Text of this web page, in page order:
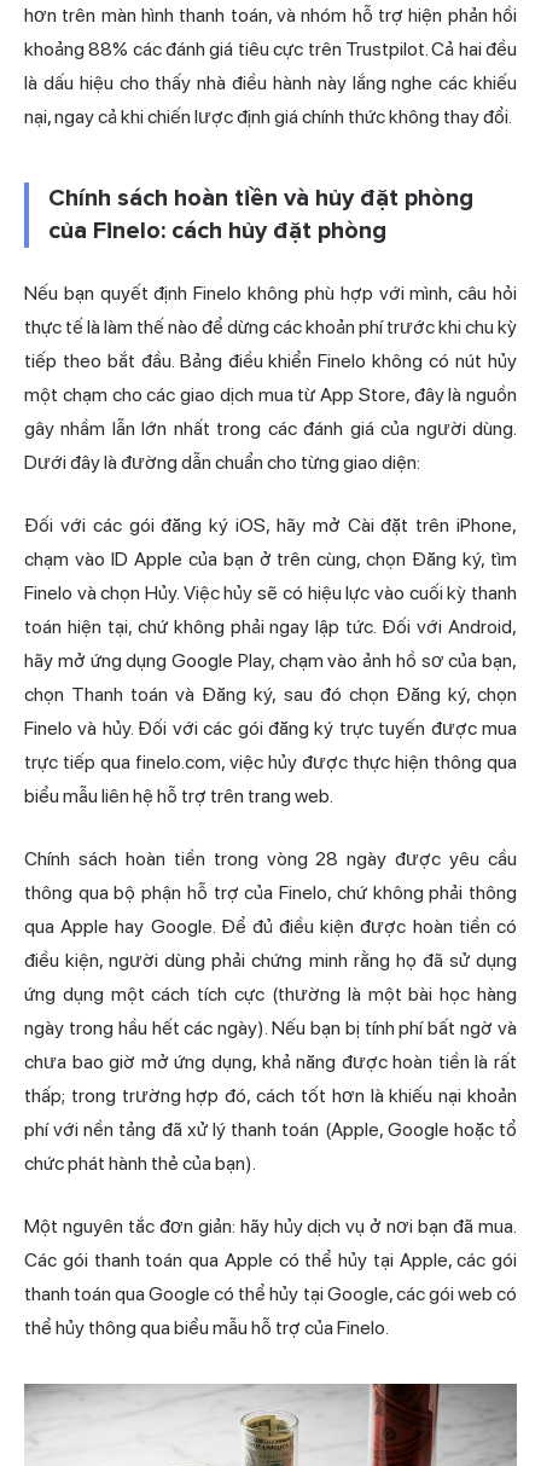
hơn trên màn hình thanh toán, và nhóm hỗ trợ hiện phản hồi
khoảng 88% các đánh giá tiêu cực trên Trustpilot. Cả hai đều
là dấu hiệu cho thấy nhà điều hành này lắng nghe các khiếu
nại, ngay cả khi chiến lược định giá chính thức không thay đổi.
Chính sách hoàn tiền và hủy đặt phòng
của Finelo: cách hủy đặt phòng
Nếu bạn quyết định Finelo không phù hợp với mình, câu hỏi
thực tế là làm thế nào để dừng các khoản phí trước khi chu kỳ
tiếp theo bắt đầu. Bảng điều khiển Finelo không có nút hủy
một chạm cho các giao dịch mua từ App Store, đây là nguồn
gây nhầm lẫn lớn nhất trong các đánh giá của người dùng.
Dưới đây là đường dẫn chuẩn cho từng giao diện:
Đối với các gói đăng ký iOS, hãy mở Cài đặt trên iPhone,
chạm vào ID Apple của bạn ở trên cùng, chọn Đăng ký, tìm
Finelo và chọn Hủy. Việc hủy sẽ có hiệu lực vào cuối kỳ thanh
toán hiện tại, chứ không phải ngay lập tức. Đối với Android,
hãy mở ứng dụng Google Play, chạm vào ảnh hồ sơ của bạn,
chọn Thanh toán và Đăng ký, sau đó chọn Đăng ký, chọn
Finelo và hủy. Đối với các gói đăng ký trực tuyến được mua
trực tiếp qua finelo.com, việc hủy được thực hiện thông qua
biểu mẫu liên hệ hỗ trợ trên trang web.
Chính sách hoàn tiền trong vòng 28 ngày được yêu cầu
thông qua bộ phận hỗ trợ của Finelo, chứ không phải thông
qua Apple hay Google. Để đủ điều kiện được hoàn tiền có
điều kiện, người dùng phải chứng minh rằng họ đã sử dụng
ứng dụng một cách tích cực (thường là một bài học hàng
ngày trong hầu hết các ngày). Nếu bạn bị tính phí bất ngờ và
chưa bao giờ mở ứng dụng, khả năng được hoàn tiền là rất
thấp; trong trường hợp đó, cách tốt hơn là khiếu nại khoản
phí với nền tảng đã xử lý thanh toán (Apple, Google hoặc tổ
chức phát hành thẻ của bạn).
Một nguyên tắc đơn giản: hãy hủy dịch vụ ở nơi bạn đã mua.
Các gói thanh toán qua Apple có thể hủy tại Apple, các gói
thanh toán qua Google có thể hủy tại Google, các gói web có
thể hủy thông qua biểu mẫu hỗ trợ của Finelo.